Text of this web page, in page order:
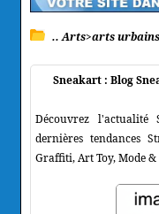
.. Arts>arts urbains
Sneakart : Blog
Découvrez l'actualité
dernières tendances
Graffiti, Art Toy, Mode